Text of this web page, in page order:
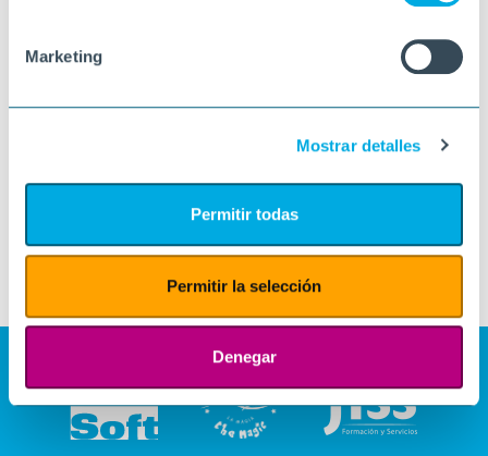
Marketing
Mostrar detalles
Permitir todas
Permitir la selección
Denegar